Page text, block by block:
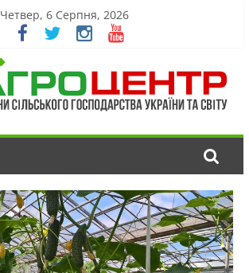
Четвер, 6 Серпня, 2026